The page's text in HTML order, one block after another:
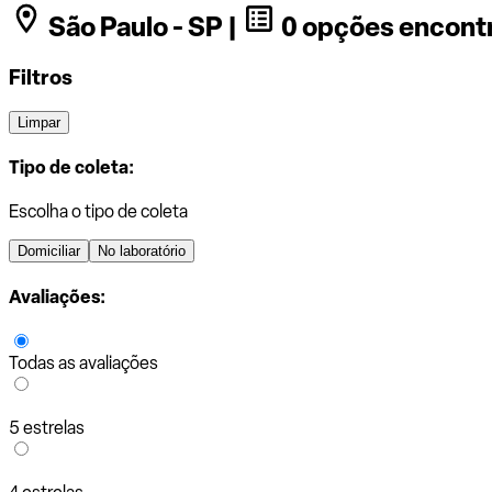
São Paulo - SP |
0 opções
Filtros
Limpar
Tipo de coleta:
Escolha o tipo de coleta
Domiciliar No laboratório
Avaliações:
Todas as avaliações
5 estrelas